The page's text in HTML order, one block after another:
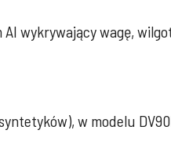
wykrywający wagę,
w modelu